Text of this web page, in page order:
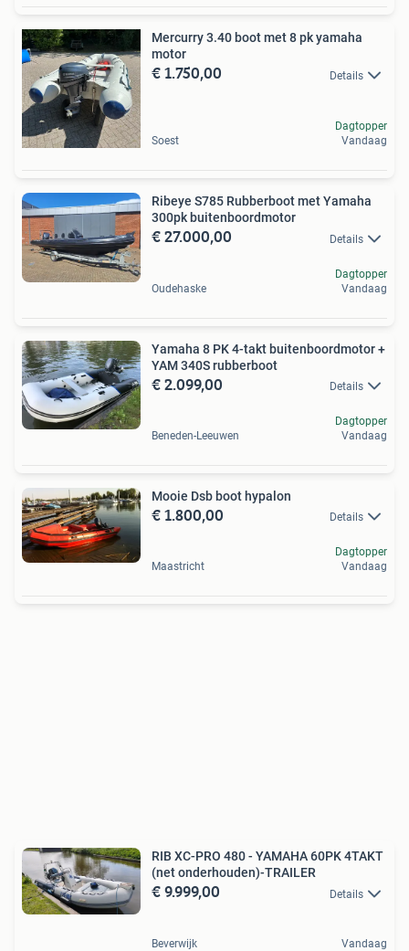
Mercurry 3.40 boot met 8 pk yamaha
motor
€ 1.750,00 Details
Soest
Dagtopper
Vandaag
Ribeye S785 Rubberboot met Yamaha
300pk buitenboordmotor
€ 27.000,00 Details
Oudehaske
Dagtopper
Vandaag
Yamaha 8 PK 4-takt buitenboordmotor +
YAM 340S rubberboot
€ 2.099,00 Details
Beneden-Leeuwen
Dagtopper
Vandaag
Mooie Dsb boot hypalon
€ 1.800,00 Details
Maastricht
Dagtopper
Vandaag
RIB XC-PRO 480 - YAMAHA 60PK 4TAKT
(net onderhouden)-TRAILER
€ 9.999,00 Details
Beverwijk Vandaag